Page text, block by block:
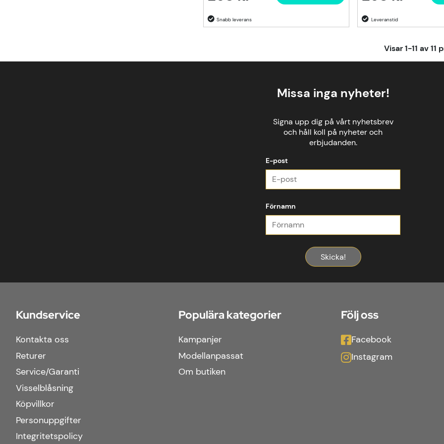
Visar1-11 av11
Missa inga nyheter!
Signa upp dig på vårt nyhetsbrev
och håll koll på nyheter och
erbjudanden.
E-post
Förnamn
Skicka!
Kundservice
Kontakta oss
Returer
Service/Garanti
Visselblåsning
Köpvillkor
Personuppgifter
Integritetspolicy
Populära kategorier
Kampanjer
Modellanpassat
Om butiken
Följ oss
Facebook
Instagram